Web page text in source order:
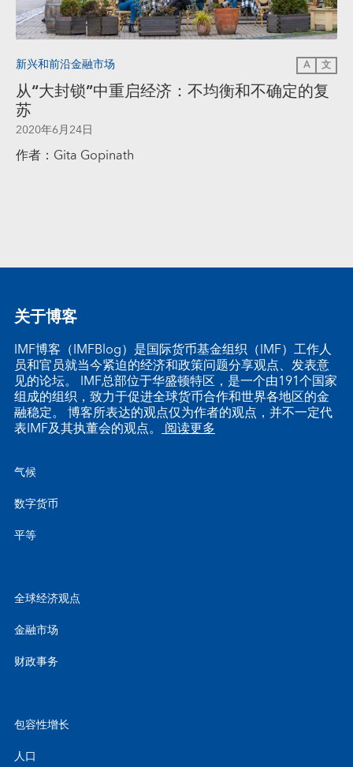
新兴和前沿金融市场 A 文
从“大封锁”中重启经济：不均衡和不确定的复
苏
2020年6月24日
作者：Gita Gopinath
关于博客
IMF博客（IMFBlog）是国际货币基金组织（IMF）工作人
员和官员就当今紧迫的经济和政策问题分享观点、发表意
见的论坛。 IMF总部位于华盛顿特区，是一个由191个国家
组成的组织，致力于促进全球货币合作和世界各地区的金
融稳定。 博客所表达的观点仅为作者的观点，并不一定代
表IMF及其执董会的观点。 阅读更多
气候
数字货币
平等
全球经济观点
金融市场
财政事务
包容性增长
人口